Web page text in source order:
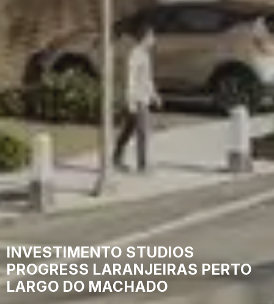
INVESTIMENTO STUDIOS
PROGRESS LARANJEIRAS PERTO
LARGO DO MACHADO